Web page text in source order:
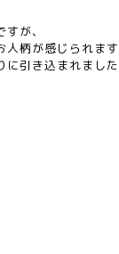
が、
人柄が感じられま
に引き込まれまし